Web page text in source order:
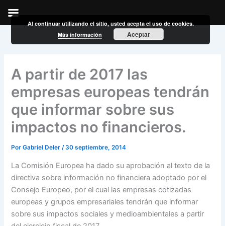
A partir de 2017 las
empresas europeas tendrán
que informar sobre sus
impactos no financieros.
PorGabriel Deler/30 septiembre, 2014
La Comisión Europea ha dado su aprobación al texto de la
directiva sobre información no financiera adoptado por el
Consejo Europeo, por el cual las empresas cotizadas
europeas y grupos empresariales tendrán que informar
sobre sus impactos sociales y medioambientales a partir
Al continuar utilizando el sitio, usted acepta el uso de cookies.
Más información
Aceptar